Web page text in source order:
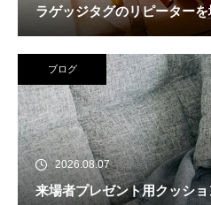
ラゲッジタグのリピーター
ブログ
2026.08.07
来場者プレゼント用クッシ